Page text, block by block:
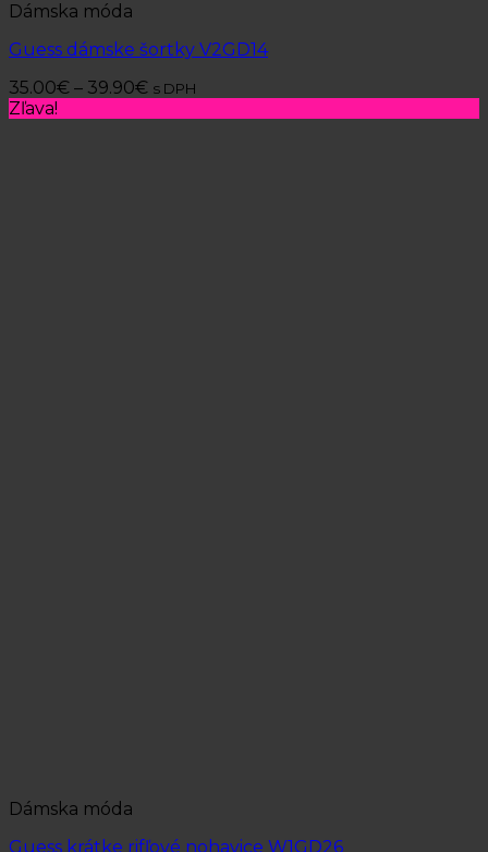
Dámska móda
Guess dámske šortky V2GD14
35.00€ – 39.90€ s DPH
Zľava!
Dámska móda
Guess krátke rifľové nohavice W1GD26